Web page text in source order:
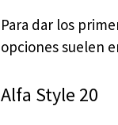
Para dar los
opciones suelen
Alfa Style 20